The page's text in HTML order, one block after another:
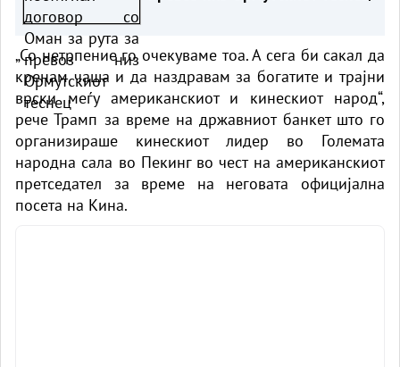
„Со нетрпение го очекуваме тоа. А сега би сакал да
кренам чаша и да наздравам за богатите и трајни
врски меѓу американскиот и кинескиот народ“,
рече Трамп за време на државниот банкет што го
организираше кинескиот лидер во Големата
народна сала во Пекинг во чест на американскиот
претседател за време на неговата официјална
посета на Кина.